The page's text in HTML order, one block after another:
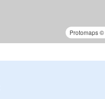
Protomaps©